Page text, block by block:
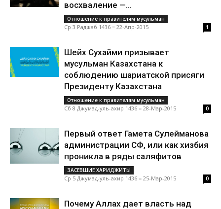
восхваление —...
Отношение к правителям мусульман
Ср 3 Раджаб 1436 = 22-Апр-2015 1
Шейх Сухайми призывает
мусульман Казахстана к
соблюдению шариатской присяги
Президенту Казахстана
Отношение к правителям мусульман
Сб 8 Джумад-уль-ахир 1436 = 28-Мар-2015 0
Первый ответ Гамета Сулейманова
администрации СФ, или как хизбия
проникла в ряды саляфитов
ЗАСЕВШИЕ ХАРИДЖИТЫ
Ср 5 Джумад-уль-ахир 1436 = 25-Мар-2015 0
Почему Аллах дает власть над